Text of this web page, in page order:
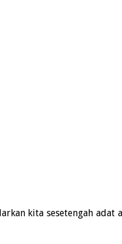
kita sesetengah adat